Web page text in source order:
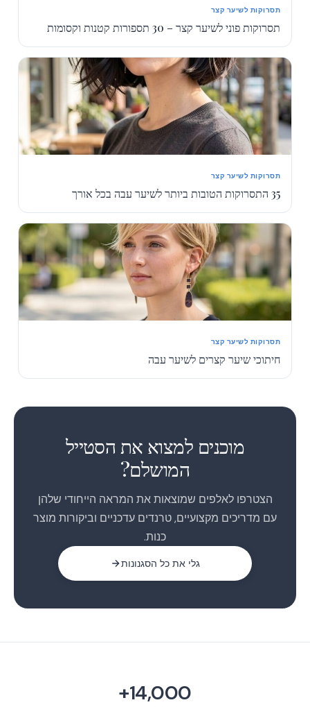
תסרוקות לשיער קצר
תסרוקות פוני לשיער קצר – 30 תספורות קטנות וקסומות
תסרוקות לשיער קצר
35 התסרוקות הטובות ביותר לשיער עבה בכל אורך
תסרוקות לשיער קצר
חיתוכי שיער קצרים לשיער עבה
מוכנים למצוא את הסטייל
המושלם?
הצטרפו לאלפים שמוצאות את המראה הייחודי שלהן
עם מדריכים מקצועיים, טרנדים עדכניים וביקורות מוצר
כנות.
גלי את כל הסגנונות
14,000+